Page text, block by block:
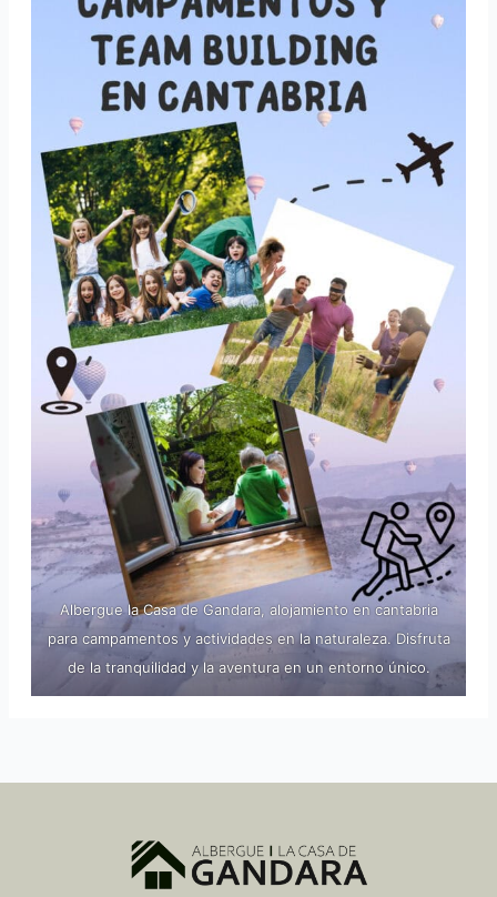
Albergue la Casa de Gandara, alojamiento en cantabria
para campamentos y actividades en la naturaleza. Disfruta
de la tranquilidad y la aventura en un entorno único.